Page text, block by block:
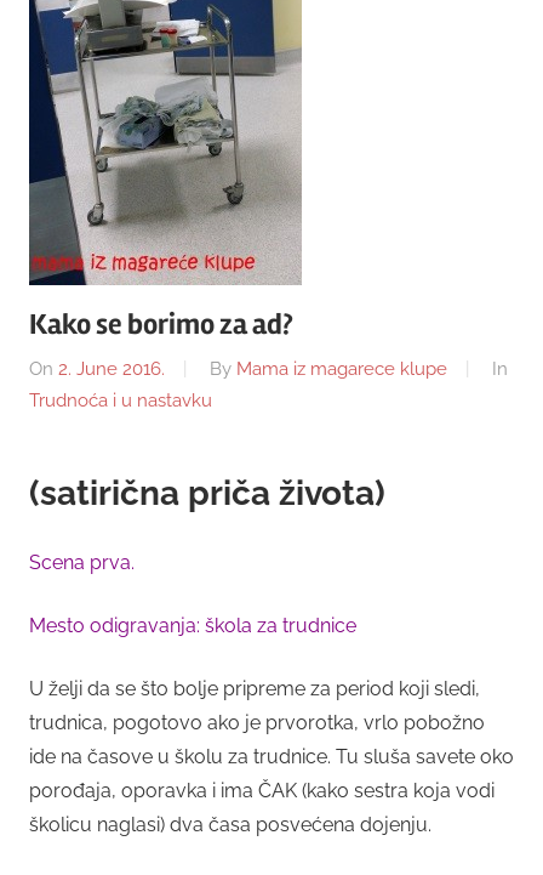
Kako se borimo za ad?
On 2. June 2016. By Mama iz magarece klupe
In
Trudnoća i u nastavku
(satirična priča života)
Scena prva.
Mesto odigravanja: škola za trudnice
U želji da se što bolje pripreme za period koji sledi,
trudnica, pogotovo ako je prvorotka, vrlo pobožno
ide na časove u školu za trudnice. Tu sluša savete oko
porođaja, oporavka i ima ČAK (kako sestra koja vodi
školicu naglasi) dva časa posvećena dojenju.